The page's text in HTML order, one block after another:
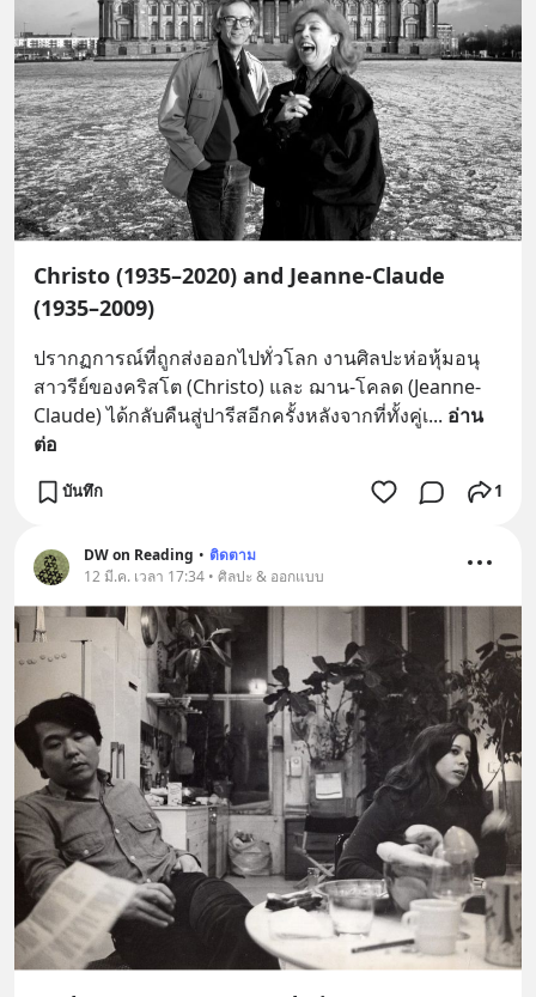
Christo (1935–2020) and Jeanne-Claude
(1935–2009)
ปรากฏการณ์ที่ถูกส่งออกไปทั่วโลก งานศิลปะห่อหุ้มอนุ
สาวรีย์ของคริสโต (Christo) และ ฌาน-โคลด (Jeanne-
Claude) ได้กลับคืนสู่ปารีสอีกครั้งหลังจากที่ทั้งคู่เ... อ่าน
ต่อ
บันทึก 1
DW on Reading • ติดตาม
12 มี.ค. เวลา 17:34 • ศิลปะ & ออกแบบ